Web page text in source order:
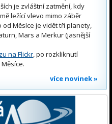
je zvláštní zatmění, kdy
ležící vlevo mimo záběr
Měsíce je vidět tři planety,
Mars a Merkur (jasnější
na Flickr, po rozkliknutí
více novinek »